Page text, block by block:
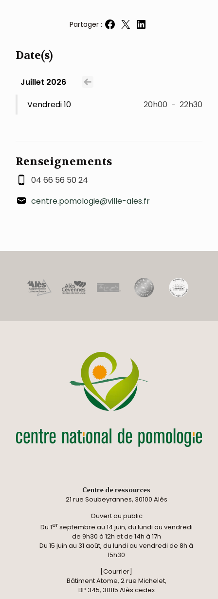
Date(s)
Voir le mois précédent
Juillet 2026
Vendredi 10 20h00 - 22h30
Renseignements
04 66 56 50 24
centre.pomologie@ville-ales.fr
Partager :Partager sur Facebook
Partager sur X
Partager sur LinkedIn
Centre de ressources
21 rue Soubeyrannes, 30100 Alès
Ouvert au public
Du 1erseptembre au 14 juin, du lundi au vendredi
de 9h30 à 12h et de 14h à 17h
Du 15 juin au 31 août, du lundi au vendredi de 8h à
15h30
[Courrier]
Bâtiment Atome, 2 rue Michelet,
BP 345, 30115 Alès cedex